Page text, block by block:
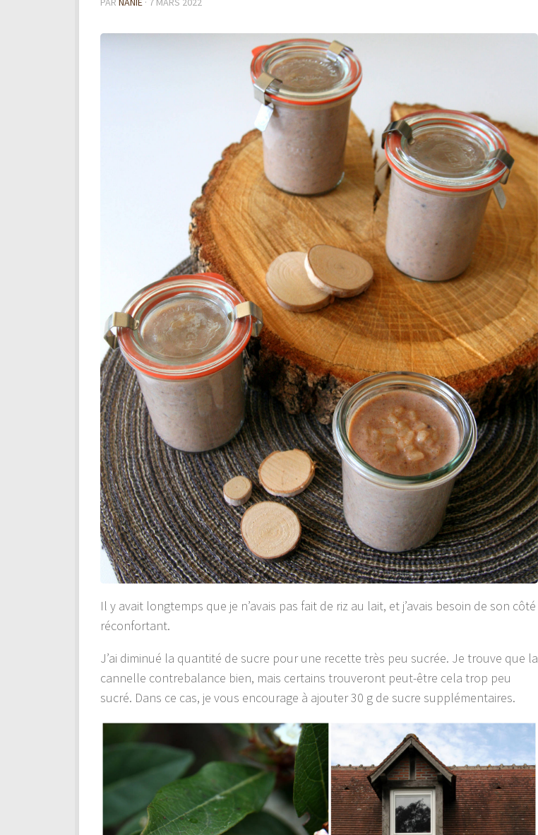
Il y avait longtemps que je n’avais pas fait de riz au lait, et j’avais besoin de son côté
réconfortant.
J’ai diminué la quantité de sucre pour une recette très peu sucrée. Je trouve que la
cannelle contrebalance bien, mais certains trouveront peut-être cela trop peu
sucré. Dans ce cas, je vous encourage à ajouter 30 g de sucre supplémentaires.